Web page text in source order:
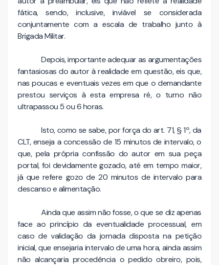
fática, sendo, inclusive, inviável se considerada
conjuntamente com a escala de trabalho junto à
Brigada Militar.
Depois, importante adequar as argumentações
fantasiosas do autor à realidade em questão, eis que,
nas poucas e eventuais vezes em que o demandante
prestou serviços à esta empresa ré, o turno não
ultrapassou 5 ou 6 horas.
Isto, como se sabe, por força do art. 71, § 1º, da
CLT, enseja a concessão de 15 minutos de intervalo, o
que, pela própria confissão do autor em sua peça
portal, foi devidamente gozado, até em tempo maior,
já que refere gozo de 20 minutos de intervalo para
descanso e alimentação.
Ainda que assim não fosse, o que se diz apenas
face ao princípio da eventualidade processual, em
caso de validação da jornada disposta na petição
inicial, que ensejaria intervalo de uma hora, ainda assim
não alcançaria procedência o pedido obreiro, pois,